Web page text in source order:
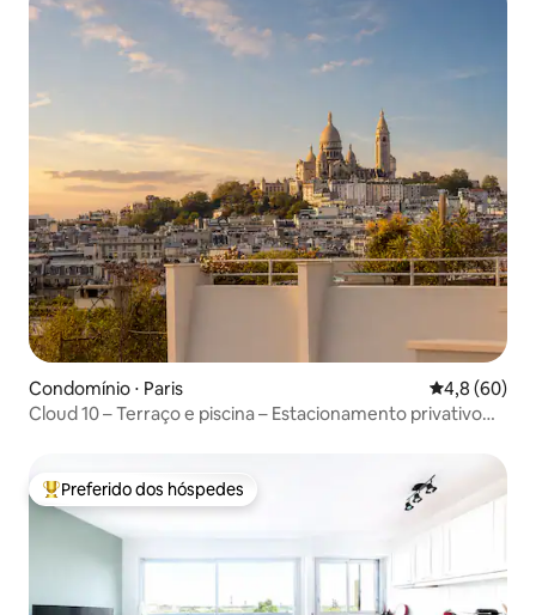
Condomínio ⋅ Paris 4,8 de uma
4,8 (60)
Cloud 10 – Terraço e piscina – Estacionamento privativo
Entre os melhores preferidos dos hóspedes
Preferido dos hóspedes